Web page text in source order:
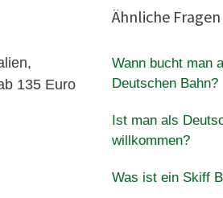
135 Euro
Ähnliche Fragen
Wann bucht man
Deutschen Bahn?
Ist man als
willkommen?
Was ist ein Skiff